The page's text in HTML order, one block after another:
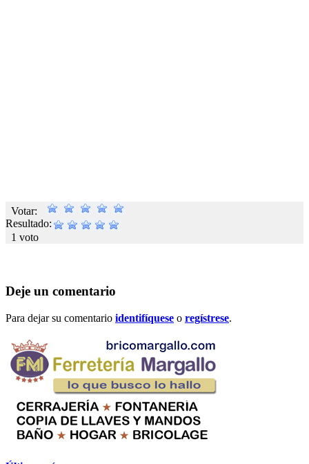
Votar:
Resultado:
1 voto
Deje un comentario
Para dejar su comentario identifíquese o regístrese.